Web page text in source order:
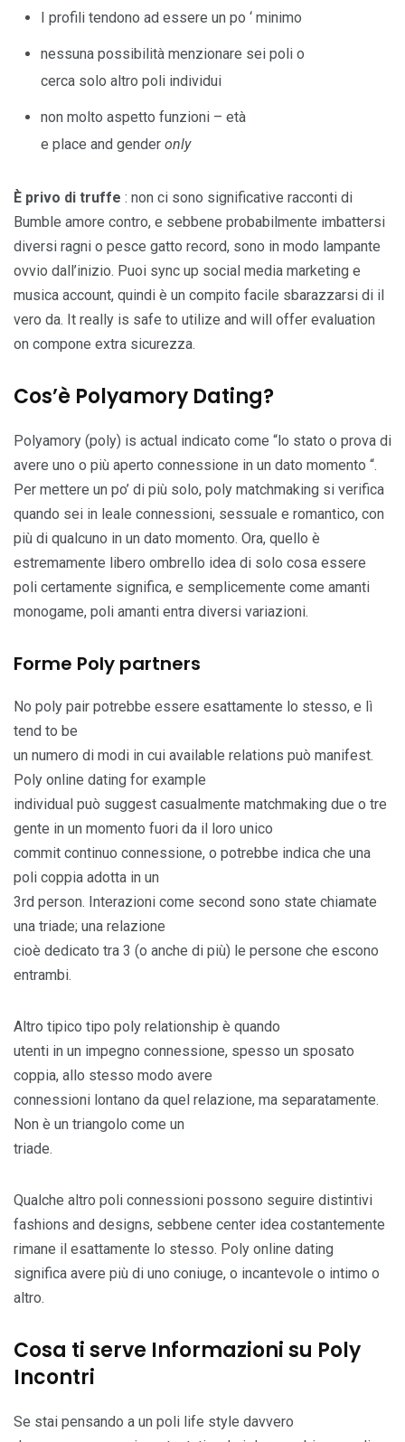
I profili tendono ad essere un po ‘ minimo
nessuna possibilità menzionare sei poli o
cerca solo altro poli individui
non molto aspetto funzioni – età
e place and gender only
È privo di truffe : non ci sono significative racconti di
Bumble amore contro, e sebbene probabilmente imbattersi
diversi ragni o pesce gatto record, sono in modo lampante
ovvio dall’inizio. Puoi sync up social media marketing e
musica account, quindi è un compito facile sbarazzarsi di il
vero da. It really is safe to utilize and will offer evaluation
on compone extra sicurezza.
Cos’è Polyamory Dating?
Polyamory (poly) is actual indicato come “lo stato o prova di
avere uno o più aperto connessione in un dato momento “.
Per mettere un po’ di più solo, poly matchmaking si verifica
quando sei in leale connessioni, sessuale e romantico, con
più di qualcuno in un dato momento. Ora, quello è
estremamente libero ombrello idea di solo cosa essere
poli certamente significa, e semplicemente come amanti
monogame, poli amanti entra diversi variazioni.
Forme Poly partners
No poly pair potrebbe essere esattamente lo stesso, e lì
tend to be
un numero di modi in cui available relations può manifest.
Poly online dating for example
individual può suggest casualmente matchmaking due o tre
gente in un momento fuori da il loro unico
commit continuo connessione, o potrebbe indica che una
poli coppia adotta in un
3rd person. Interazioni come second sono state chiamate
una triade; una relazione
cioè dedicato tra 3 (o anche di più) le persone che escono
entrambi.
Altro tipico tipo poly relationship è quando
utenti in un impegno connessione, spesso un sposato
coppia, allo stesso modo avere
connessioni lontano da quel relazione, ma separatamente.
Non è un triangolo come un
triade.
Qualche altro poli connessioni possono seguire distintivi
fashions and designs, sebbene center idea costantemente
rimane il esattamente lo stesso. Poly online dating
significa avere più di uno coniuge, o incantevole o intimo o
altro.
Cosa ti serve Informazioni su Poly
Incontri
Se stai pensando a un poli life style davvero